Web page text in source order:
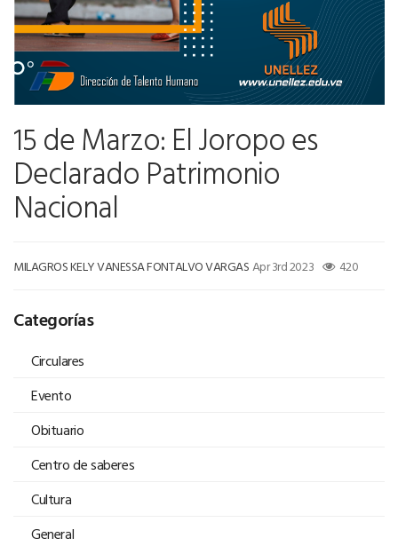
15 de Marzo: El Joropo es
Declarado Patrimonio
Nacional
MILAGROS KELY VANESSA FONTALVO VARGASApr 3rd 2023 420
Categorías
Circulares
Evento
Obituario
Centro de saberes
Cultura
General